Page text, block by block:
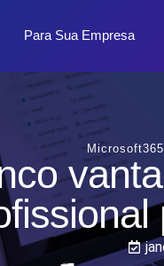
Para Sua Empresa
Microsoft365